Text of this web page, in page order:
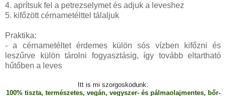
4. aprítsuk fel a petrezselymet és adjuk a leveshez
5. kifőzött cérnametélttel tálaljuk
Praktika:
- a cérnametéltet érdemes külön sós vízben kifőzni és
leszűrve külön tárolni fogyasztásig, így tovább eltartható
hűtőben a leves
Itt is mi szorgoskodunk:
100% tiszta, természetes, vegán, vegyszer- és pálmaolajmentes, bőr-